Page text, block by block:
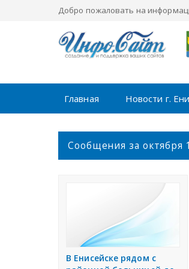
Добро пожаловать на
Главная Новости г.
Сообщения за октября
В Енисейске рядом с